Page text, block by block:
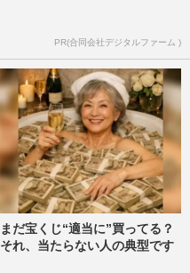
PR(合同会社デジタルファーム )
まだ宝くじ“適当に”買ってる？
それ、当たらない人の典型です